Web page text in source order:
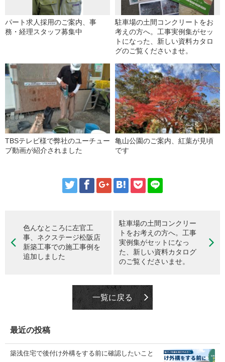
パート求人採用のご案内、事
務・経理スタッフ募集中
駐車場の土間コンクリートをお
考えの方へ。工事実例集がセッ
トになった、新しい資料カタロ
グのご覧くださいませ。
TBSテレビ様で弊社のユーチュー
ブ動画が紹介されました
亀山公園のご案内、紅葉が見頃
です
色んなところに左官工
事、ネクステージ松阪店
新築工事での施工事例を
追加しました
駐車場の土間コンクリー
トをお考えの方へ。工事
実例集がセットになっ
た、新しい資料カタログ
のご覧くださいませ。
一覧に戻る
最近の投稿
築浅住宅で後付け外構をする前に確認したいこと